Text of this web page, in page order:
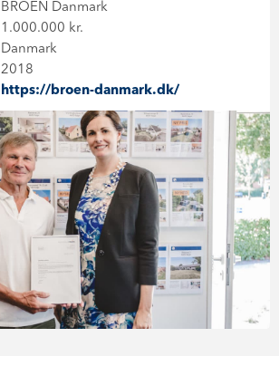
BROEN Danmark
1.000.000 kr.
Danmark
2018
https://broen-danmark.dk/